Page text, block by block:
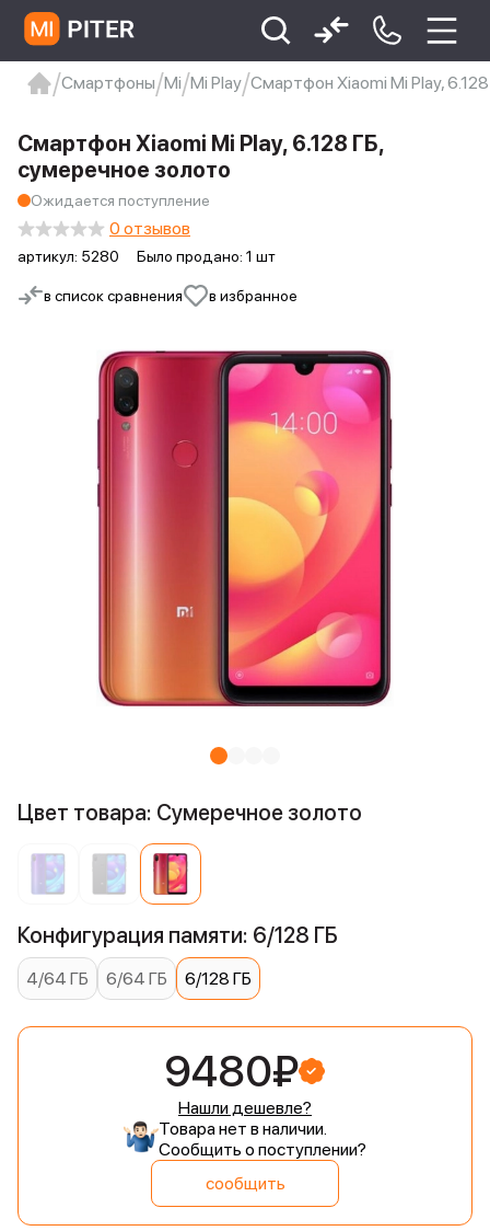
Xiaomi 9 про
xiaomi redmi 12c
Смартфоны Mi Mi Play Смартфон Xiaomi Mi Play,
в список сравнения в избранное
Смартфон Xiaomi Mi Play, 6.128 ГБ,
сумеречное золото
Ожидается поступление
артикул: 5280 Было продано: 1 шт
0 отзывов
Цвет товара: Сумеречное золото
Конфигурация памяти: 6/128 ГБ
4/64 ГБ 6/64 ГБ 6/128 ГБ
9480₽
Нашли дешевле?
Товара нет в наличии.
Сообщить о поступлении?
сообщить